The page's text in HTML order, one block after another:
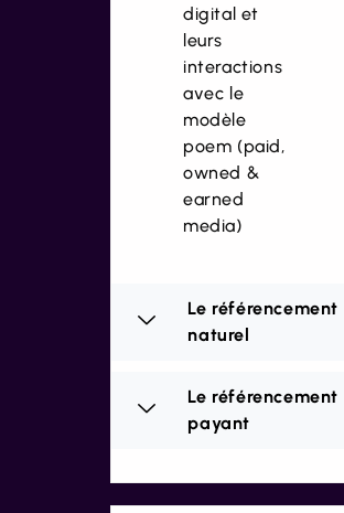
digital et
leurs
interactions
avec le
modèle
poem (paid,
owned &
earned
media)
Le référencement
naturel
Le référencement
payant